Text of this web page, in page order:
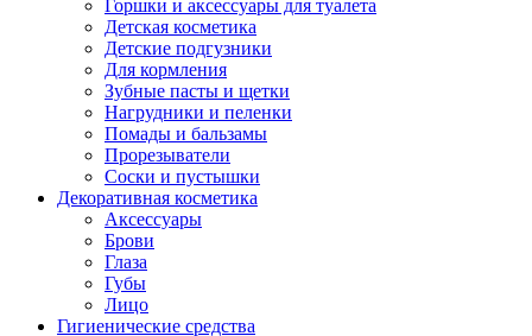
Горшки и аксессуары для туалета
Детская косметика
Детские подгузники
Для кормления
Зубные пасты и щетки
Нагрудники и пеленки
Помады и бальзамы
Прорезыватели
Соски и пустышки
Декоративная косметика
Аксессуары
Брови
Глаза
Губы
Лицо
Гигиенические средства